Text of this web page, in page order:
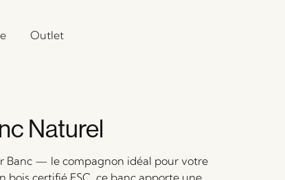
Outlet
Naturel
Banc — le compagnon idéal pour votre
bois certifié FSC, ce banc apporte une